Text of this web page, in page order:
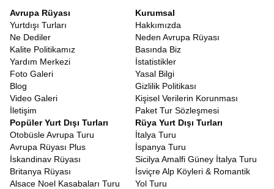
Avrupa Rüyası
Yurtdışı Turları
Ne Dediler
Kalite Politikamız
Yardım Merkezi
Foto Galeri
Blog
Video Galeri
İletişim
Kurumsal
Hakkımızda
Neden Avrupa Rüyası
Basında Biz
İstatistikler
Yasal Bilgi
Gizlilik Politikası
Kişisel Verilerin Korunması
Paket Tur Sözleşmesi
Popüler Yurt Dışı Turları
Otobüsle Avrupa Turu
Avrupa Rüyası Plus
İskandinav Rüyası
Britanya Rüyası
Alsace Noel Kasabaları Turu
Rüya Yurt Dışı Turları
İtalya Turu
İspanya Turu
Sicilya Amalfi Güney İtalya Turu
İsviçre Alp Köyleri & Romantik
Yol Turu